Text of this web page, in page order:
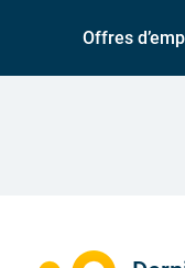
Offres